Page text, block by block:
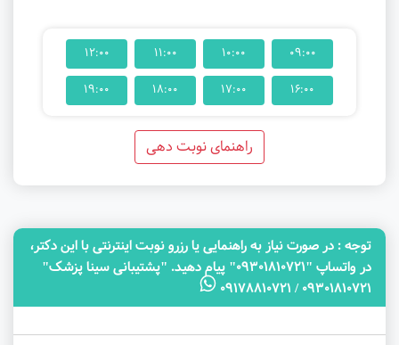
09:00
10:00
11:00
12:00
16:00
17:00
18:00
19:00
راهنمای نوبت دهی
توجه‌ : در صورت نیاز به راهنمایی یا رزرو نوبت اینترنتی با این دکتر،
در واتساپ "09301810721" پیام دهید. "پشتیبانی سینا پزشک"
09301810721 / 09178810721